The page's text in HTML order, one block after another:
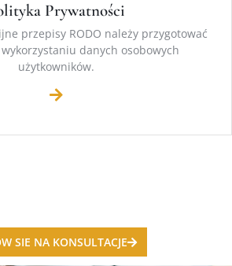
Prywatności
przepisy RODO należy przygotować
danych osobowych
użytkowników.
SIE NA KONSULTACJE